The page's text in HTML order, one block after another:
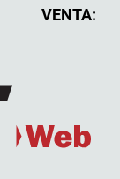
VENTA: